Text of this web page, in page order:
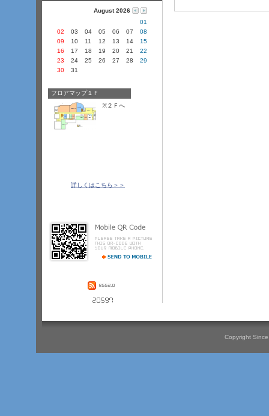
August 2026
01
02
03 04 05 06 07
08
09
10 11 12 13 14
15
16
17 18 19 20 21
22
23
24 25 26 27 28
29
30
31
フロアマップ１Ｆ
※２ ­Ｆ ­へ
詳しくはこちら＞＞
Copyright